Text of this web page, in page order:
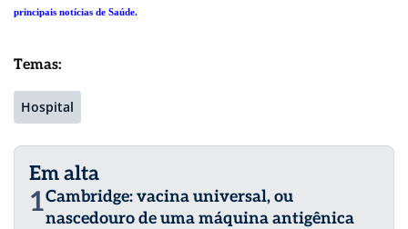
principais notícias de Saúde.
Temas:
Hospital
Em alta
1Cambridge: vacina universal, ou
nascedouro de uma máquina antigênica